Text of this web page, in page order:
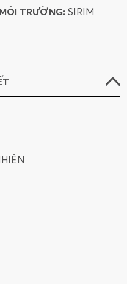
TRƯỜNG: SIRIM